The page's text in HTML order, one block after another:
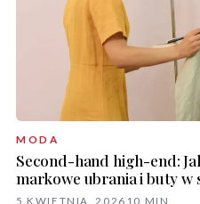
MODA
Second-hand high-end:
markowe ubrania i buty w
5 KWIETNIA, 2026 10 MIN